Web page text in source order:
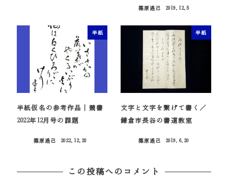
篠原遙己
2019.12.5
半紙
半紙仮名の参考作品｜競書
2022年12月号の課題
篠原遙己
2022.12.28
半紙
文字と文字を繋げて書く／
鎌倉市長谷の書道教室
篠原遙己
2019.6.20
この投稿へのコメント